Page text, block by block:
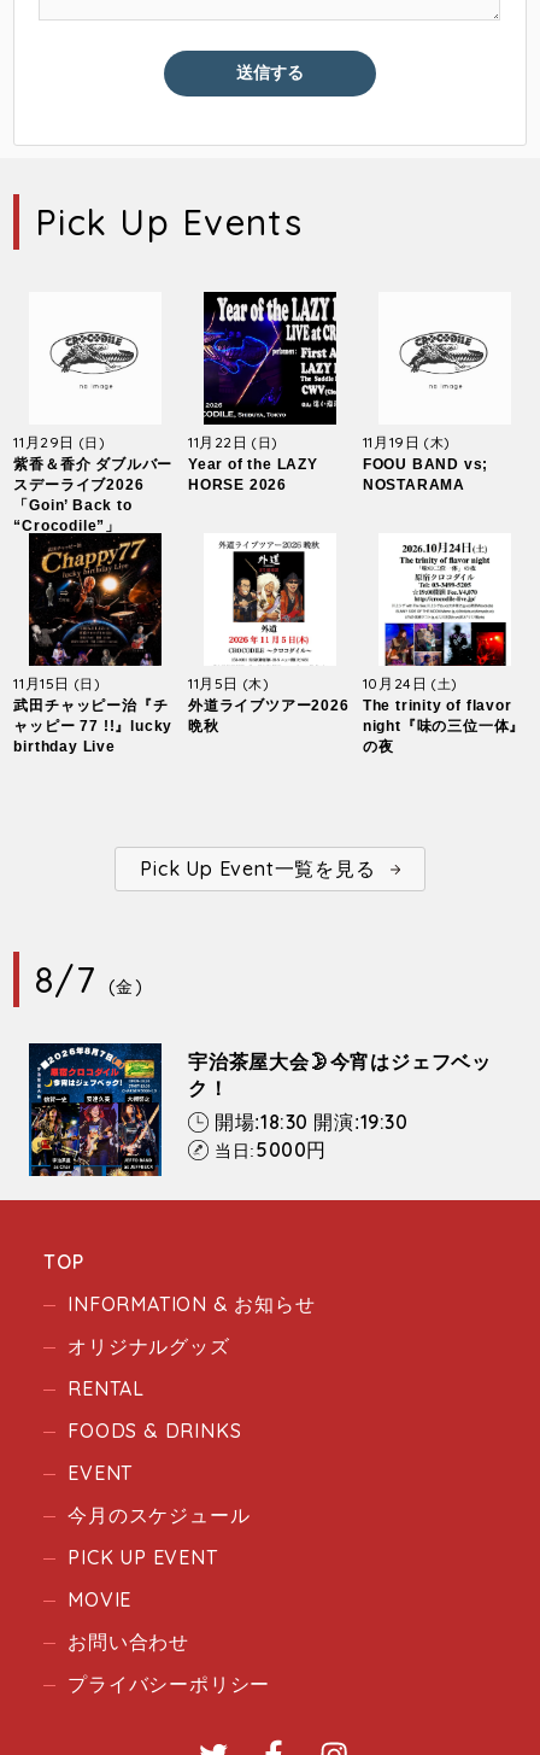
Pick Up Events
11月29日 (日)
紫香＆香介 ダブルバー
スデーライブ2026
「Goin’ Back to
“Crocodile”」
11月22日(日)
Year of the LAZY
HORSE 2026
11月19日 (木)
FOOU BAND vs;
NOSTARAMA
11月15日 (日)
武田チャッピー治『チ
ャッピー 77 !!』lucky
birthday Live
11月5日 (木)
外道ライブツアー2026
晩秋
10月24日 (土)
The trinity of flavor
night『味の三位一体』
の夜
Pick Up Event一覧を見る
8/7 (金)
宇治茶屋大会🌛今宵はジェフベッ
ク！
開場:18:30 開演:19:30
当日:5000円
TOP
INFORMATION & お知らせ
オリジナルグッズ
RENTAL
FOODS & DRINKS
EVENT
今月のスケジュール
PICK UP EVENT
MOVIE
お問い合わせ
プライバシーポリシー
Twitter Facebook